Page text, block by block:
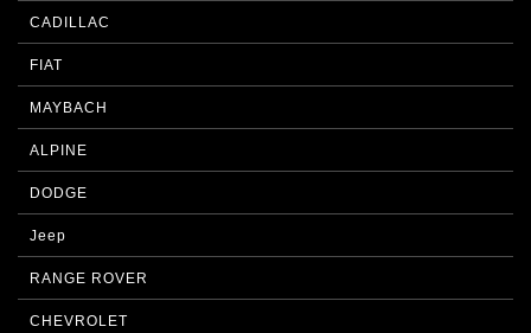
CADILLAC
FIAT
MAYBACH
ALPINE
DODGE
Jeep
RANGE ROVER
CHEVROLET